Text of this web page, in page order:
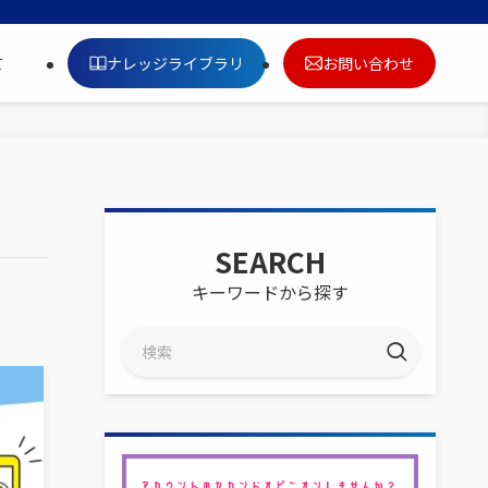
ナレッジライブラリ お問い合わせ
SEARCH
キーワードから探す